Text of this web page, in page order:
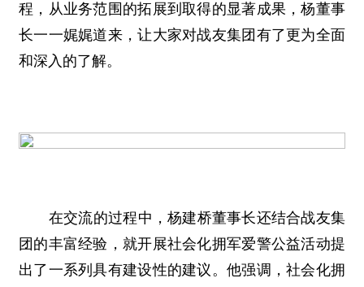
程，从业务范围的拓展到取得的显著成果，杨董事
长一一娓娓道来，让大家对战友集团有了更为全面
和深入的了解。
在交流的过程中，杨建桥董事长还结合战友集
团的丰富经验，就开展社会化拥军爱警公益活动提
出了一系列具有建设性的建议。他强调，社会化拥